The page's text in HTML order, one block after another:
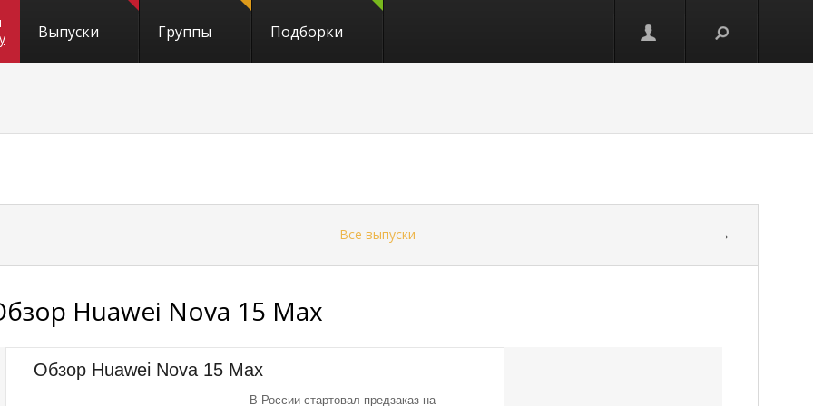
Выпуски Группы Подборки
Все выпуски →
Huawei Nova 15 Max
Обзор Huawei Nova 15 Max
В России стартовал предзаказ на